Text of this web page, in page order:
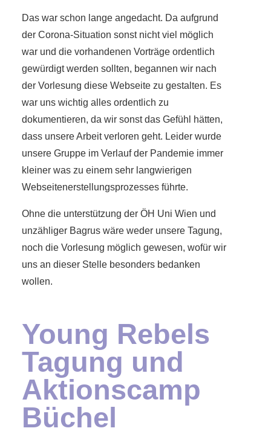
Das war schon lange angedacht. Da aufgrund
der Corona-Situation sonst nicht viel möglich
war und die vorhandenen Vorträge ordentlich
gewürdigt werden sollten, begannen wir nach
der Vorlesung diese Webseite zu gestalten. Es
war uns wichtig alles ordentlich zu
dokumentieren, da wir sonst das Gefühl hätten,
dass unsere Arbeit verloren geht. Leider wurde
unsere Gruppe im Verlauf der Pandemie immer
kleiner was zu einem sehr langwierigen
Webseitenerstellungsprozesses führte.
Ohne die unterstützung der ÖH Uni Wien und
unzähliger Bagrus wäre weder unsere Tagung,
noch die Vorlesung möglich gewesen, wofür wir
uns an dieser Stelle besonders bedanken
wollen.
Young Rebels
Tagung und
Aktionscamp
Büchel